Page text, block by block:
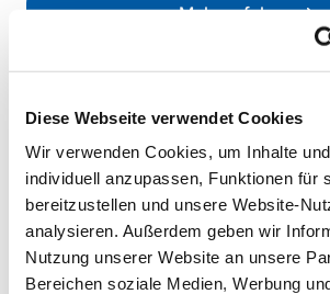
Diese Webseite verwendet Cookies
Wir verwenden Cookies, um Inhalte
individuell anzupassen, Funktionen für
bereitzustellen und unsere Website-
analysieren. Außerdem geben wir
Nutzung unserer Website an unsere
Bereichen soziale Medien, Werbung
Mehr erfahren